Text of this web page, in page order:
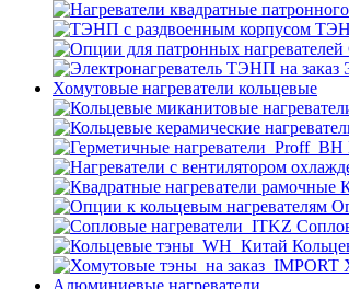
Хомутовые нагреватели кольцевые
Алюминиевые нагреватели